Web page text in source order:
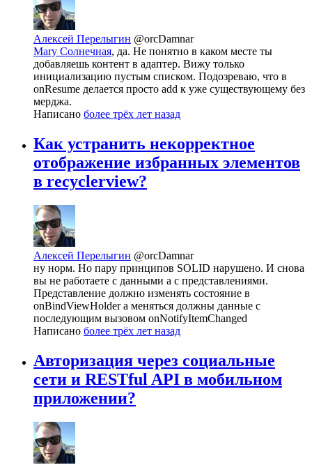
Алексей Перелыгин @orcDamnar
Mary Солнечная, да. Не понятно в каком месте ты
добавляешь контент в адаптер. Вижу только
инициализацию пустым списком. Подозреваю, что в
onResume делается просто add к уже существующему без
мерджа.
Написано более трёх лет назад
Как устранить некорректное
отображение избранных элементов
в recyclerview?
Алексей Перелыгин @orcDamnar
ну норм. Но пару принципов SOLID нарушено. И снова
вы не работаете с данными а с представлениями.
Представление должно изменять состояние в
onBindViewHolder а меняться должны данные с
последующим вызовом onNotifyItemChanged
Написано более трёх лет назад
Авторизация через социальные
сети и RESTful API в мобильном
приложении?